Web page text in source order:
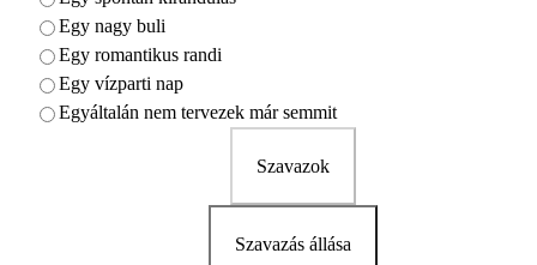
Egy nagy buli
Egy romantikus randi
Egy vízparti nap
Egyáltalán nem tervezek már semmit
Szavazok
Szavazás állása